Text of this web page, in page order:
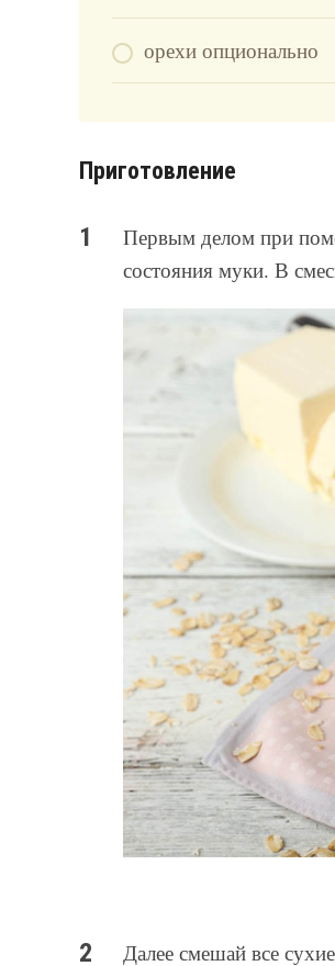
орехи опционально
Приготовление
Первым делом при
состояния муки. В
Далее смешай все